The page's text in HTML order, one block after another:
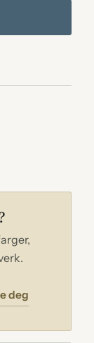
deg